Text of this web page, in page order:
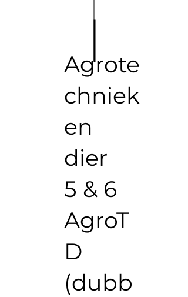
Agrote
chniek
en
dier
5 & 6
AgroT
D
(dubb